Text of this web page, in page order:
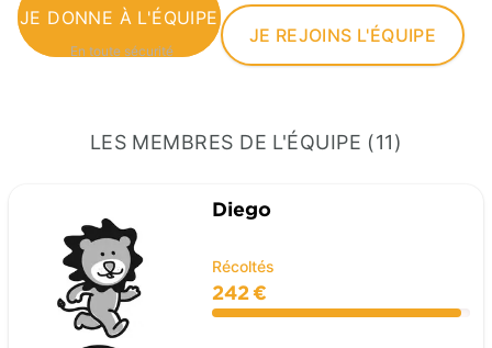
JE DONNE À L'ÉQUIPE
En toute sécurité
JE REJOINS L'ÉQUIPE
LES MEMBRES DE L'ÉQUIPE (11)
Diego
Récoltés
242 €